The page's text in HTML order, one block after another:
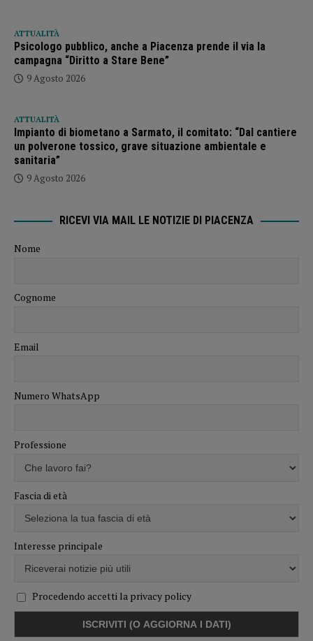
ATTUALITÀ
Psicologo pubblico, anche a Piacenza prende il via la
campagna “Diritto a Stare Bene”
9 Agosto 2026
ATTUALITÀ
Impianto di biometano a Sarmato, il comitato: “Dal cantiere
un polverone tossico, grave situazione ambientale e
sanitaria”
9 Agosto 2026
RICEVI VIA MAIL LE NOTIZIE DI PIACENZA
Nome
Cognome
Email
Numero WhatsApp
Professione
Fascia di età
Interesse principale
Procedendo accetti la privacy policy